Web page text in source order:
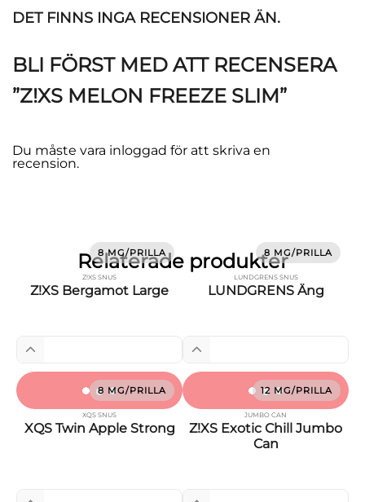
DET FINNS INGA RECENSIONER ÄN.
BLI FÖRST MED ATT RECENSERA
”Z!XS MELON FREEZE SLIM”
Du måste vara inloggad för att skriva en
recension.
Relaterade produkter
8 MG/PRILLA
Z!XS SNUS
Z!XS Bergamot Large
8 MG/PRILLA
LUNDGRENS SNUS
LUNDGRENS Äng
8 MG/PRILLA
XQS SNUS
XQS Twin Apple Strong
12 MG/PRILLA
JUMBO CAN
Z!XS Exotic Chill Jumbo
Can